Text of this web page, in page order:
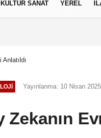
KÜLTÜR SANAT YEREL
Yayınlanma: 10 Nisan
Zekanın